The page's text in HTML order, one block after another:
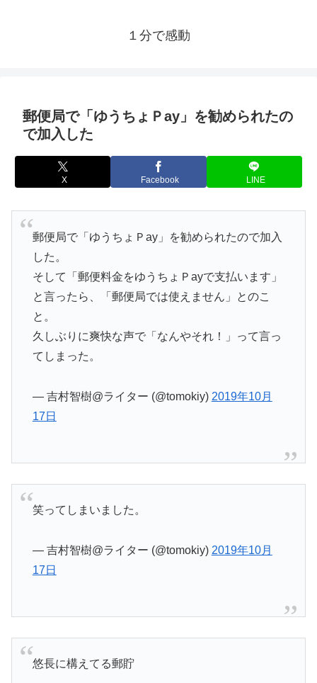
１分で感動
郵便局で「ゆうちょＰay」を勧められたの
で加入した
X Facebook LINE
郵便局で「ゆうちょＰay」を勧められたので加入
した。
そして「郵便料金をゆうちょＰayで支払います」
と言ったら、「郵便局では使えません」とのこ
と。
久しぶりに爽快な声で「なんやそれ！」って言っ
てしまった。
— 吉村智樹@ライター (@tomokiy) 2019年10月
17日
笑ってしまいました。
— 吉村智樹@ライター (@tomokiy) 2019年10月
17日
悠長に構えてる郵貯